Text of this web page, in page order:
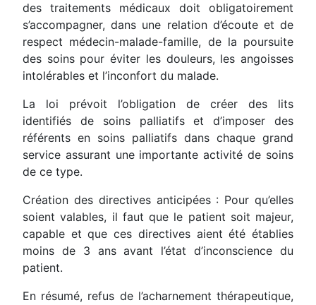
des traitements médicaux doit obligatoirement
s’accompagner, dans une relation d’écoute et de
respect médecin-malade-famille, de la poursuite
des soins pour éviter les douleurs, les angoisses
intolérables et l’inconfort du malade.
La loi prévoit l’obligation de créer des lits
identifiés de soins palliatifs et d’imposer des
référents en soins palliatifs dans chaque grand
service assurant une importante activité de soins
de ce type.
Création des directives anticipées : Pour qu’elles
soient valables, il faut que le patient soit majeur,
capable et que ces directives aient été établies
moins de 3 ans avant l’état d’inconscience du
patient.
En résumé, refus de l’acharnement thérapeutique,